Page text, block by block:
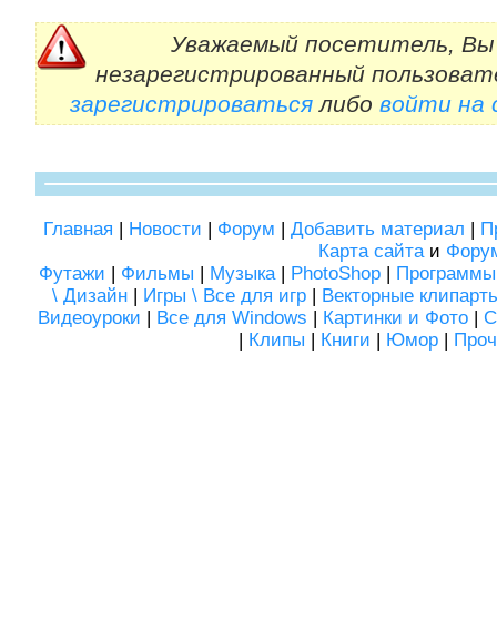
Уважаемый посетитель, Вы
незарегистрированный
зарегистрироватьсялибо войти на
Главная | Новости | Форум | Добавить материал |
Карта сайтаи
Футажи | Фильмы | Музыка| PhotoShop | Программы
\ Дизайн | Игры \ Все для игр | Векторные
Видеоуроки | Все для Windows | Картинки и Фото|
| Клипы | Книги | Юмор |